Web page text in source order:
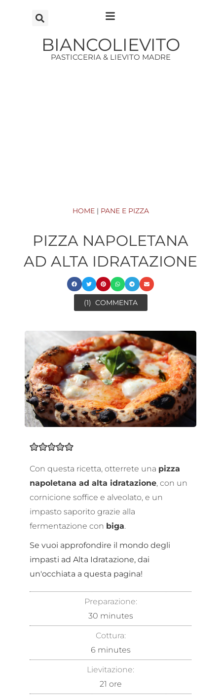
BIANCOLIEVITO
PASTICCERIA & LIEVITO MADRE
HOME| PANE E PIZZA
PIZZA NAPOLETANA
AD ALTA IDRATAZIONE
(1) COMMENTA
Con questa ricetta, otterrete una pizza
napoletana ad alta idratazione, con un
cornicione soffice e alveolato, e un
impasto saporito grazie alla
fermentazione con biga.
Se vuoi approfondire il mondo degli
impasti ad Alta Idratazione, dai
un'occhiata a questa pagina!
Preparazione:
30 minutes
Cottura:
6 minutes
Lievitazione:
21 ore